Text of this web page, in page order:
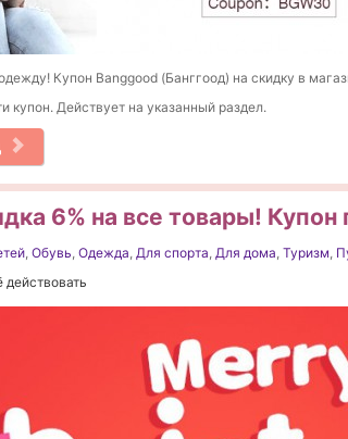
Купон Banggood (Банггоод) на скидку в
купон. Действует на указанный раздел.
6% на все товары! Купон
, Обувь, Одежда, Для спорта, Для дома, Туризм,